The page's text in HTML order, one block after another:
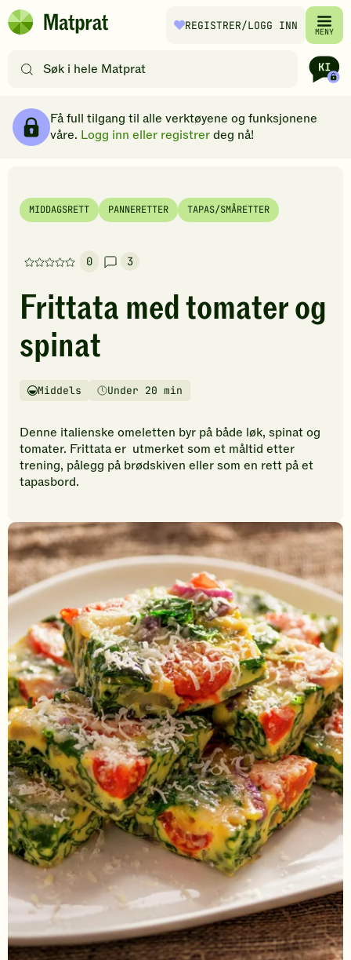
Hopp til hovedinnhold
Matprat
REGISTRER/LOGG INN MENY
etter
filtre
Få full tilgang til alle verktøyene og funksjonene
våre. Logg inn eller registrerdeg nå!
MIDDAGSRETT PANNERETTER TAPAS/SMÅRETTER
0
Denne
har
foreløpig
ingen
vurderinger.
den
til
å
vurdere
denne
oppskriften.
3
Frittata med tomater og
spinat
Vanskelighetsgrad
Middels
TilberedningstidUnder 20 min
Denne italienske omeletten byr på både løk, spinat og
tomater. Frittata er utmerket som et måltid etter
trening, pålegg på brødskiven eller som en rett på et
tapasbord.